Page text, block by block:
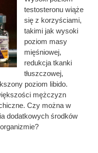
testosteronu wiąże
się z korzyściami,
takimi jak wysoki
poziom masy
mięśniowej,
redukcja tkanki
tłuszczowej,
poziom libido.
mężczyzn
Czy można w
dodatkowych środków